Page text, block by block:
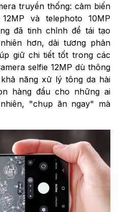
truyền thống: cảm biến
và telephoto 10MP
đã tinh chỉnh để tái tạo
hơn, dải tương phản
giữ chi tiết tốt trong các
selfie 12MP dù thông
năng xử lý tông da hài
hàng đầu cho những ai
"chụp ăn ngay" mà